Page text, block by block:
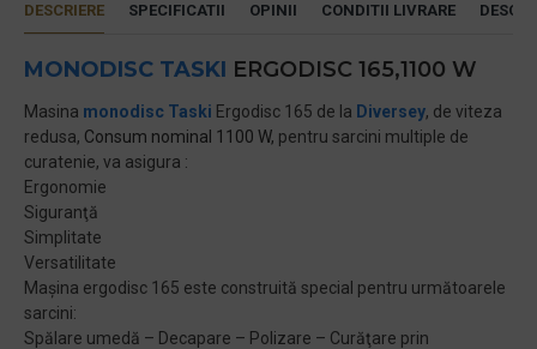
DESCRIERE SPECIFICATII OPINII CONDITII LIVRARE
MONODISC TASKI ERGODISC 165,1100 W
Masina monodisc Taski Ergodisc 165 de la Diversey, de viteza
redusa, Consum nominal 1100 W, pentru sarcini multiple de
curatenie, va asigura :
Ergonomie
Siguranţă
Simplitate
Versatilitate
Maşina ergodisc 165 este construită special pentru următoarele
sarcini:
Spălare umedă – Decapare – Polizare – Curăţare prin